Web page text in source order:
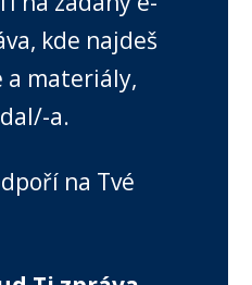
kde najdeš
a materiály,
a.
na Tvé